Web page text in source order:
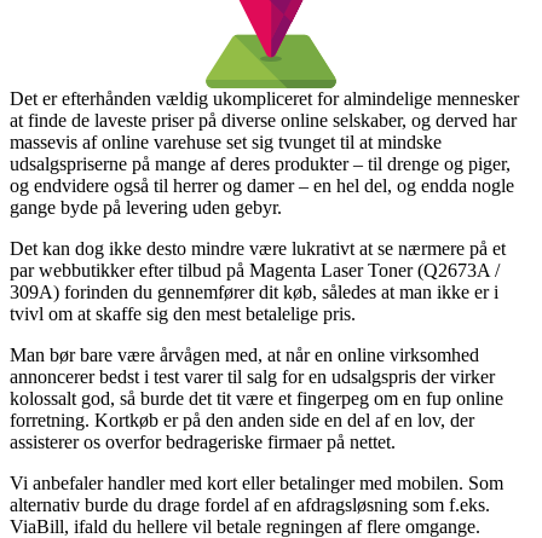
Det er efterhånden vældig ukompliceret for almindelige mennesker
at finde de laveste priser på diverse online selskaber, og derved har
massevis af online varehuse set sig tvunget til at mindske
udsalgspriserne på mange af deres produkter – til drenge og piger,
og endvidere også til herrer og damer – en hel del, og endda nogle
gange byde på levering uden gebyr.
Det kan dog ikke desto mindre være lukrativt at se nærmere på et
par webbutikker efter tilbud på Magenta Laser Toner (Q2673A /
309A) forinden du gennemfører dit køb, således at man ikke er i
tvivl om at skaffe sig den mest betalelige pris.
Man bør bare være årvågen med, at når en online virksomhed
annoncerer bedst i test varer til salg for en udsalgspris der virker
kolossalt god, så burde det tit være et fingerpeg om en fup online
forretning. Kortkøb er på den anden side en del af en lov, der
assisterer os overfor bedrageriske firmaer på nettet.
Vi anbefaler handler med kort eller betalinger med mobilen. Som
alternativ burde du drage fordel af en afdragsløsning som f.eks.
ViaBill, ifald du hellere vil betale regningen af flere omgange.